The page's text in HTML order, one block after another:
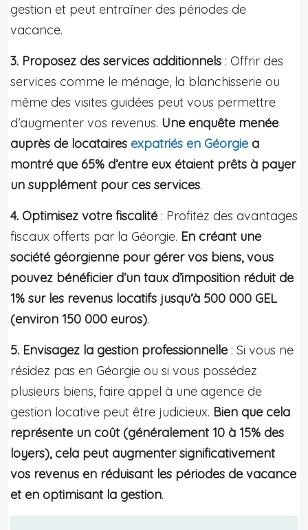
gestion et peut entraîner des périodes de
vacance.
3. Proposez des services additionnels : Offrir des
services comme le ménage, la blanchisserie ou
même des visites guidées peut vous permettre
d’augmenter vos revenus. Une enquête menée
auprès de locataires expatriés en Géorgie a
montré que 65% d’entre eux étaient prêts à payer
un supplément pour ces services.
4. Optimisez votre fiscalité : Profitez des avantages
fiscaux offerts par la Géorgie. En créant une
société géorgienne pour gérer vos biens, vous
pouvez bénéficier d’un taux d’imposition réduit de
1% sur les revenus locatifs jusqu’à 500 000 GEL
(environ 150 000 euros).
5. Envisagez la gestion professionnelle : Si vous ne
résidez pas en Géorgie ou si vous possédez
plusieurs biens, faire appel à une agence de
gestion locative peut être judicieux. Bien que cela
représente un coût (généralement 10 à 15% des
loyers), cela peut augmenter significativement
vos revenus en réduisant les périodes de vacance
et en optimisant la gestion.